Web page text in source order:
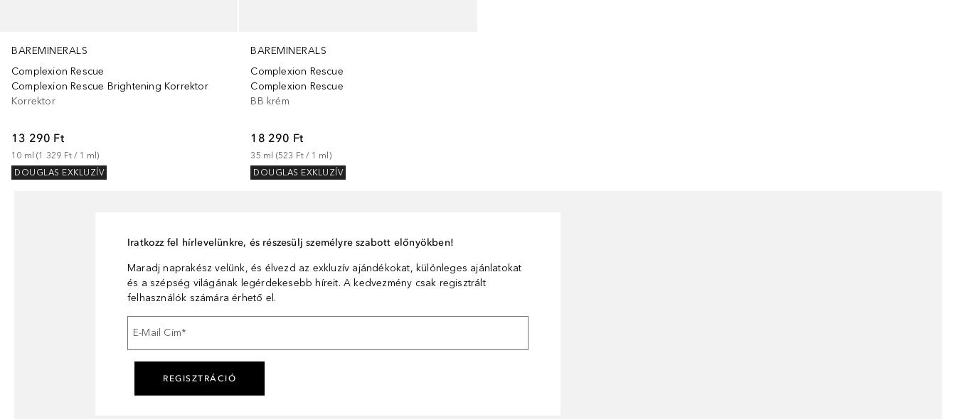
BAREMINERALS
Complexion Rescue
Complexion Rescue Brightening Korrektor
Korrektor
13 290 Ft
10 ml (1 329 Ft / 1 ml)
DOUGLAS EXKLUZÍV
BAREMINERALS
Complexion Rescue
Complexion Rescue
BB krém
18 290 Ft
35 ml (523 Ft / 1 ml)
DOUGLAS EXKLUZÍV
Iratkozz fel hírlevelünkre, és részesülj személyre szabott előnyökben!
Maradj naprakész velünk, és élvezd az exkluzív ajándékokat, különleges ajánlatokat
és a szépség világának legérdekesebb híreit. A kedvezmény csak regisztrált
felhasználók számára érhető el.
E-Mail Cím*
REGISZTRÁCIÓ